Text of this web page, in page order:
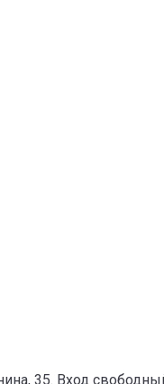
35. Вход